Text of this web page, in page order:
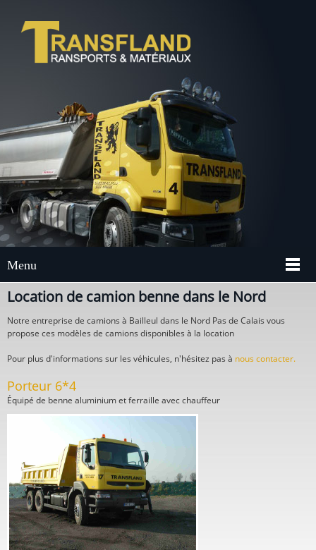
Menu
Location de camion benne dans le Nord
Notre entreprise de camions à Bailleul dans le Nord Pas de Calais vous
propose ces modèles de camions disponibles à la location
Pour plus d'informations sur les véhicules, n'hésitez pas à nous contacter.
Porteur 6*4
Équipé de benne aluminium et ferraille avec chauffeur